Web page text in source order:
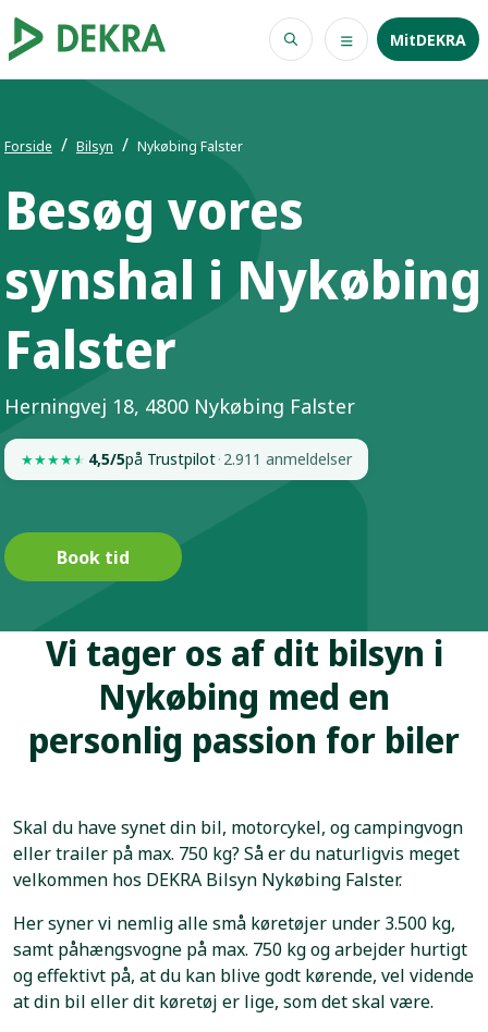
MitDEKRA
Forside Bilsyn Nykøbing Falster
Besøg vores
synshal i Nykøbing
Falster
Herningvej 18, 4800 Nykøbing Falster
★★★★★ 4,5/5på Trustpilot· 2.911 anmeldelser
Book tid
Vi tager os af dit bilsyn i
Nykøbing med en
personlig passion for biler
Skal du have synet din bil, motorcykel, og campingvogn
eller trailer på max. 750 kg? Så er du naturligvis meget
velkommen hos DEKRA Bilsyn Nykøbing Falster.
Her syner vi nemlig alle små køretøjer under 3.500 kg,
samt påhængsvogne på max. 750 kg og arbejder hurtigt
og effektivt på, at du kan blive godt kørende, vel vidende
at din bil eller dit køretøj er lige, som det skal være.